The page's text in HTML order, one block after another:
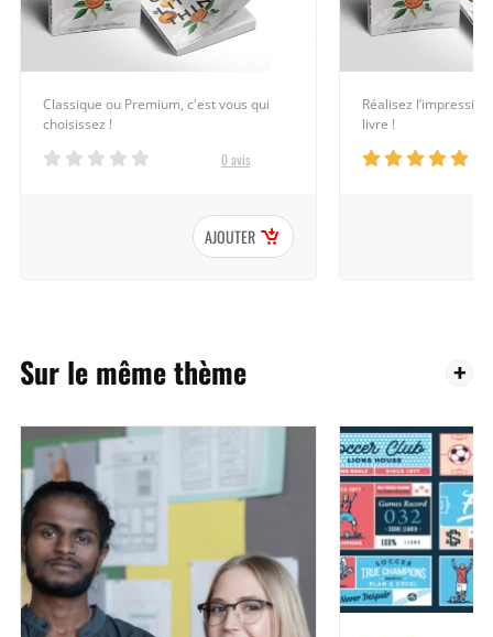
Classique ou Premium, c'est vous qui
choisissez !
0 avis
AJOUTER
Réalisez
livre !
Sur le même thème